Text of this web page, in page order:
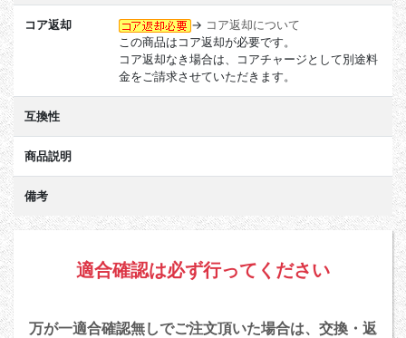
コア返却 → コア返却について
この商品はコア返却が必要です。
コア返却なき場合は、コアチャージとして別途料
金をご請求させていただきます。
互換性
商品説明
備考
適合確認は必ず行ってください
万が一適合確認無しでご注文頂いた場合は、交換・返